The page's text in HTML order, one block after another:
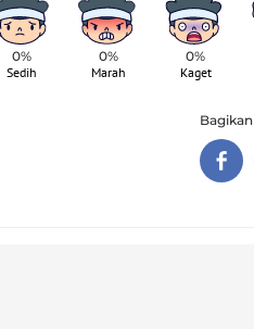
0%
Sedih
0%
Marah
0%
Kaget
Bagikan